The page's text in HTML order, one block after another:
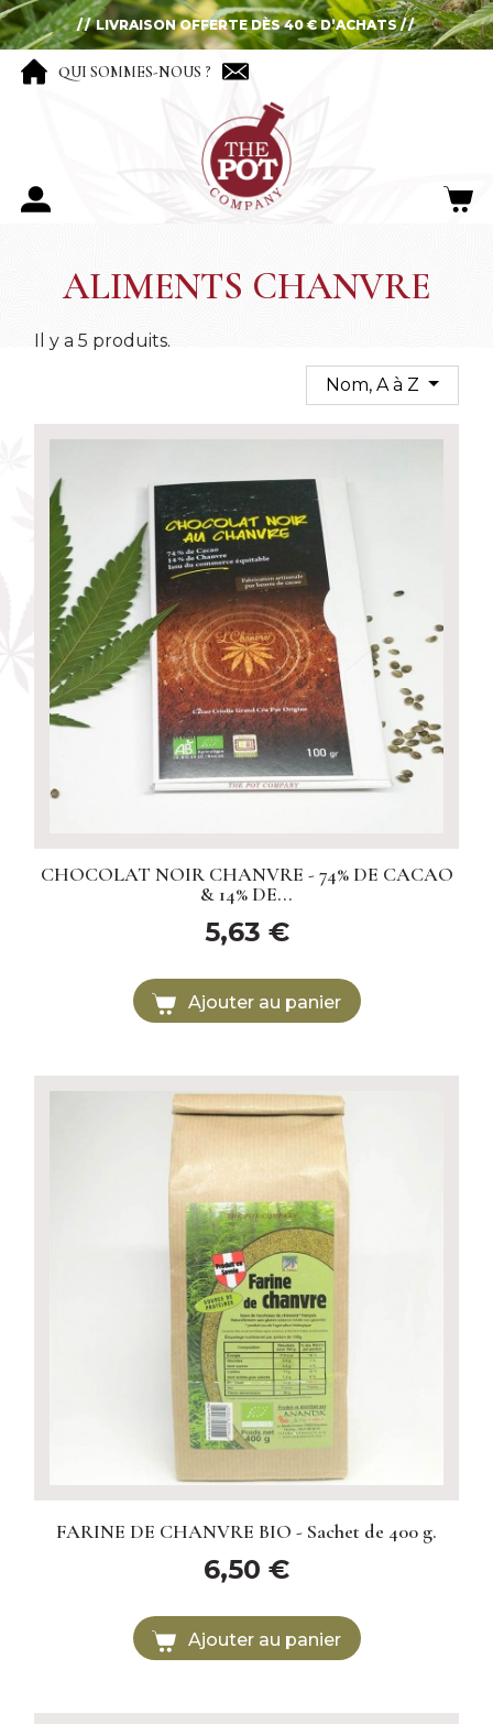
LIVRAISON OFFERTE DÈS 40 € D’ACHATS
QUI SOMMES-NOUS ?
ALIMENTS CHANVRE
Il y a 5 produits.
Nom, A à Z
CHOCOLAT NOIR CHANVRE - 74% DE CACAO
& 14% DE...
5,63 €
Ajouter au panier
FARINE DE CHANVRE BIO - Sachet de 400 g.
6,50 €
Ajouter au panier